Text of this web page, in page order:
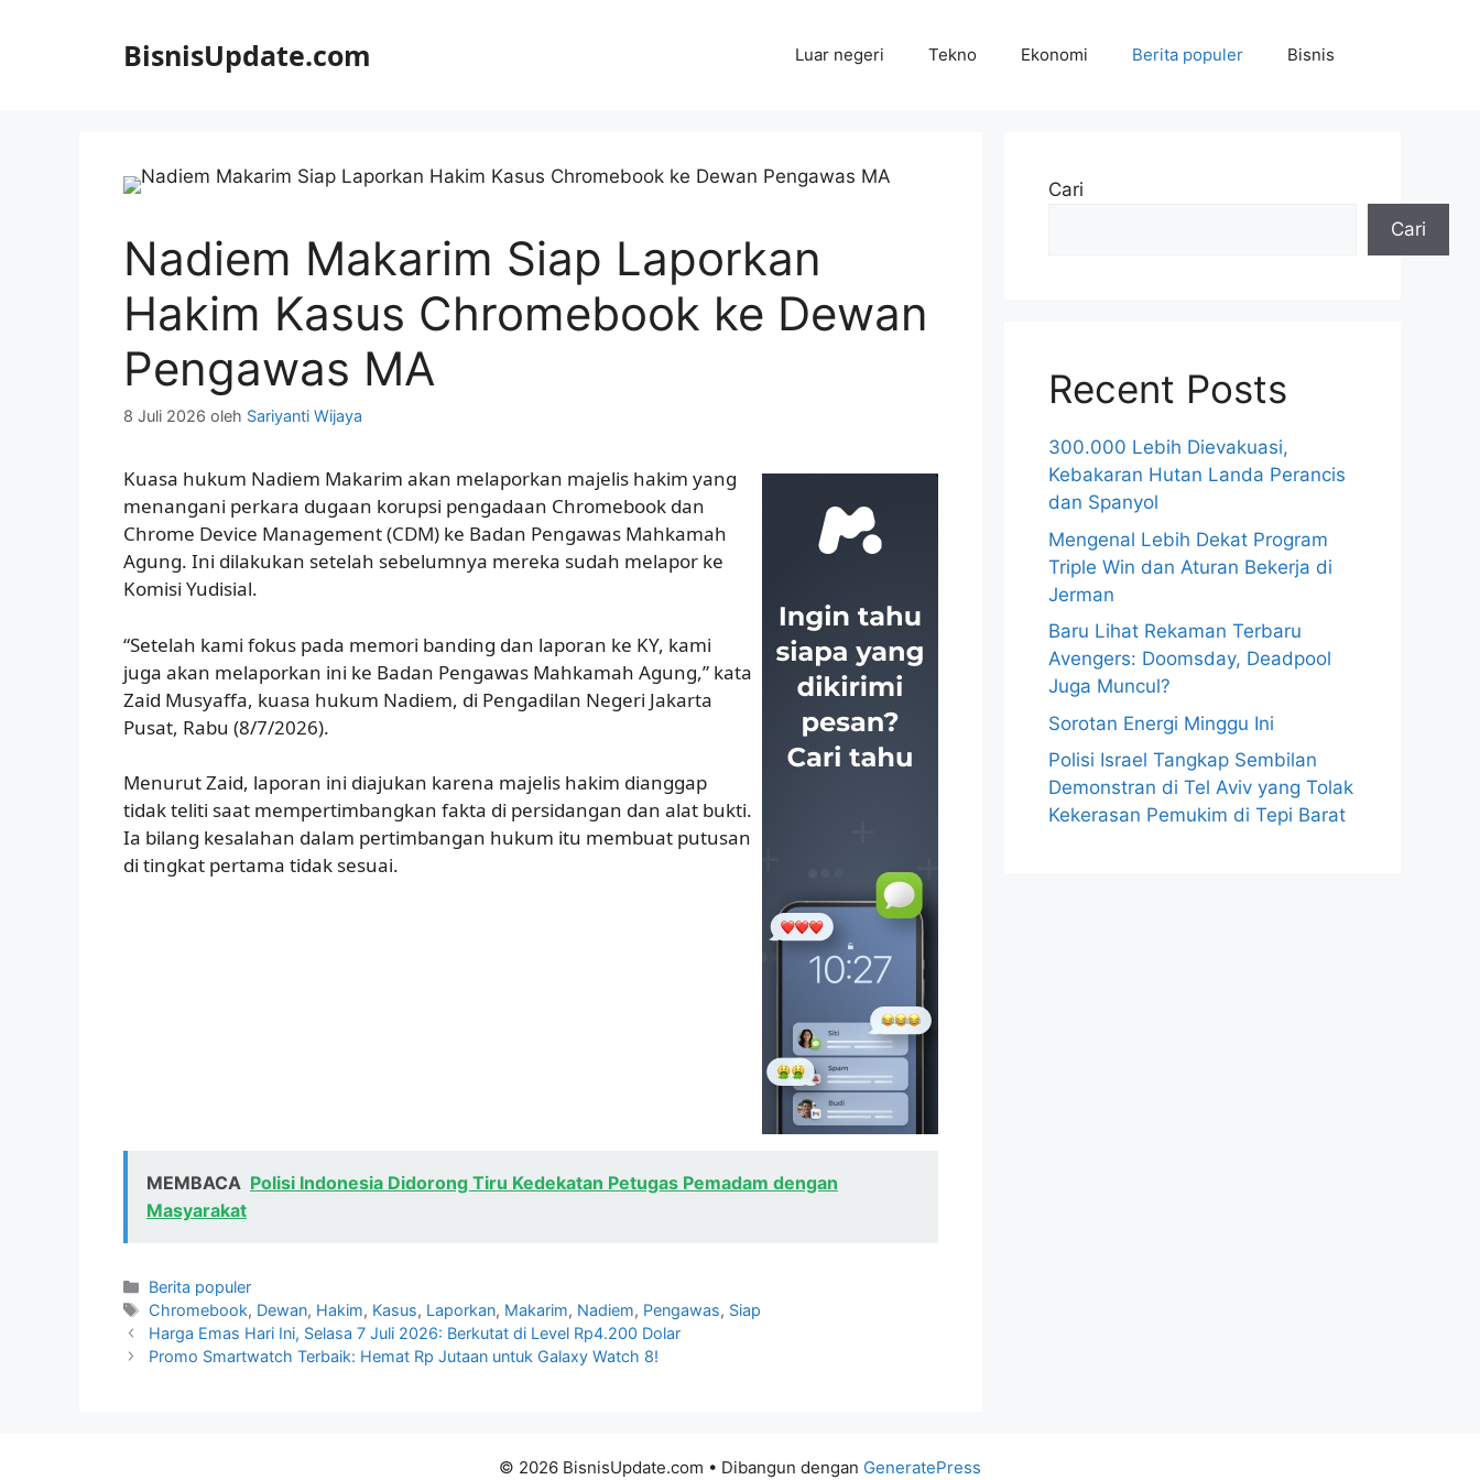
BisnisUpdate.com Luar negeri Tekno Ekonomi Berita populer Bisnis
Nadiem Makarim Siap Laporkan
Hakim Kasus Chromebook ke Dewan
Pengawas MA
8 Juli 2026 oleh Sariyanti Wijaya
Kuasa hukum Nadiem Makarim akan melaporkan majelis hakim yang
menangani perkara dugaan korupsi pengadaan Chromebook dan
Chrome Device Management (CDM) ke Badan Pengawas Mahkamah
Agung. Ini dilakukan setelah sebelumnya mereka sudah melapor ke
Komisi Yudisial.
“Setelah kami fokus pada memori banding dan laporan ke KY, kami
juga akan melaporkan ini ke Badan Pengawas Mahkamah Agung,” kata
Zaid Musyaffa, kuasa hukum Nadiem, di Pengadilan Negeri Jakarta
Pusat, Rabu (8/7/2026).
Menurut Zaid, laporan ini diajukan karena majelis hakim dianggap
tidak teliti saat mempertimbangkan fakta di persidangan dan alat bukti.
Ia bilang kesalahan dalam pertimbangan hukum itu membuat putusan
di tingkat pertama tidak sesuai.
MEMBACA Polisi Indonesia Didorong Tiru Kedekatan Petugas Pemadam dengan
Masyarakat
Kategori
Berita populer
Tag
Chromebook, Dewan, Hakim, Kasus, Laporkan, Makarim, Nadiem, Pengawas, Siap
Harga Emas Hari Ini, Selasa 7 Juli 2026: Berkutat di Level Rp4.200 Dolar
Promo Smartwatch Terbaik: Hemat Rp Jutaan untuk Galaxy Watch 8!
Cari
Cari
Recent Posts
300.000 Lebih Dievakuasi,
Kebakaran Hutan Landa Perancis
dan Spanyol
Mengenal Lebih Dekat Program
Triple Win dan Aturan Bekerja di
Jerman
Baru Lihat Rekaman Terbaru
Avengers: Doomsday, Deadpool
Juga Muncul?
Sorotan Energi Minggu Ini
Polisi Israel Tangkap Sembilan
Demonstran di Tel Aviv yang Tolak
Kekerasan Pemukim di Tepi Barat
© 2026 BisnisUpdate.com • Dibangun dengan GeneratePress